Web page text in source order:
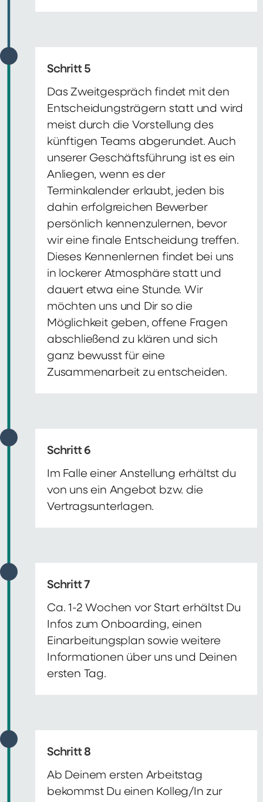
Schritt 5
Das Zweitgespräch findet mit den
Entscheidungsträgern statt und wird
meist durch die Vorstellung des
künftigen Teams abgerundet. Auch
unserer Geschäftsführung ist es ein
Anliegen, wenn es der
Terminkalender erlaubt, jeden bis
dahin erfolgreichen Bewerber
persönlich kennenzulernen, bevor
wir eine finale Entscheidung treffen.
Dieses Kennenlernen findet bei uns
in lockerer Atmosphäre statt und
dauert etwa eine Stunde. Wir
möchten uns und Dir so die
Möglichkeit geben, offene Fragen
abschließend zu klären und sich
ganz bewusst für eine
Zusammenarbeit zu entscheiden.
Schritt 6
Im Falle einer Anstellung erhältst du
von uns ein Angebot bzw. die
Vertragsunterlagen.
Schritt 7
Ca. 1-2 Wochen vor Start erhältst Du
Infos zum Onboarding, einen
Einarbeitungsplan sowie weitere
Informationen über uns und Deinen
ersten Tag.
Schritt 8
Ab Deinem ersten Arbeitstag
bekommst Du einen Kolleg/In zur